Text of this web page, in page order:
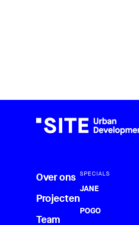
Over ons
Projecten
Team
SPECIALS
JANE
POGO